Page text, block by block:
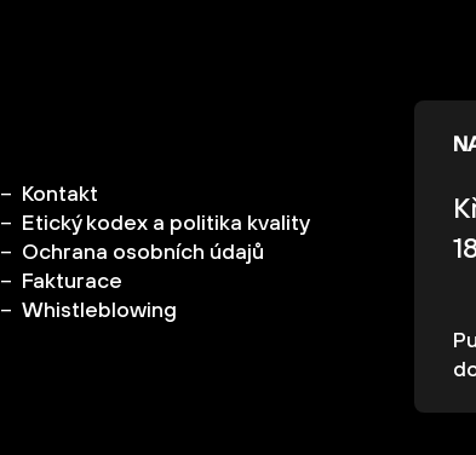
Kontakt
Etický kodex a politika kvality
Ochrana osobních údajů
Fakturace
Whistleblowing